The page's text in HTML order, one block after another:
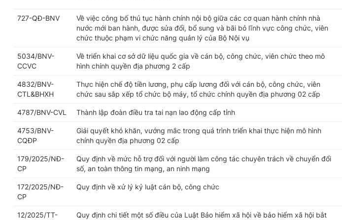
727-QĐ-BNV
Về việc công bố thủ tục hành chính nội bộ giữa các cơ quan hành chính nhà
nước mới ban hành, được sửa đổi, bổ sung và bãi bỏ lĩnh vực công chức, viên
chức thuộc phạm vi chức năng quản lý của Bộ Nội vụ
5034/BNV-
CCVC
Về triển khai cơ sở dữ liệu quốc gia về cán bộ, công chức, viên chức theo mô
hình chính quyền địa phương 2 cấp
4832/BNV-
CTL&BHXH
Thực hiện chế độ tiền lương, phụ cấp lương đối với cán bộ, công chức, viên
chức sau sắp xếp tổ chức bộ máy, tổ chức chính quyền địa phương 02 cấp
4787/BNV-CVL Thành lập đoàn điều tra tai nạn lao động cấp tỉnh
4753/BNV-
CQĐP
Giải quyết khó khăn, vướng mắc trong quá trình triển khai thực hiện mô hình
chính quyền địa phương 02 cấp
179/2025/NĐ-
CP
Quy định về mức hỗ trợ đối với người làm công tác chuyên trách về chuyển đổi
số, an toàn thông tin mạng, an ninh mạng
172/2025/NĐ-
CP
Quy định về xử lý kỷ luật cán bộ, công chức
12/2025/TT-
Quy định chi tiết một số điều của Luật Bảo hiểm xã hội về bảo hiểm xã hội bắt